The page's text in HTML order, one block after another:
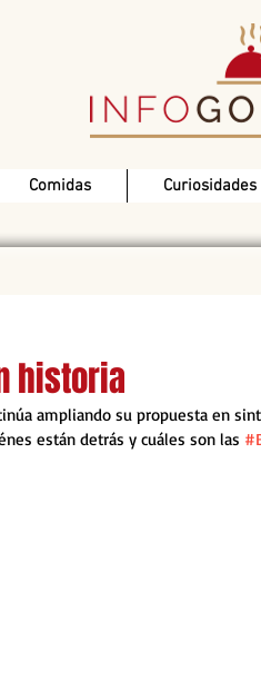
Comidas Curiosidades
historia
ampliando su propuesta en
están detrás y cuáles son las